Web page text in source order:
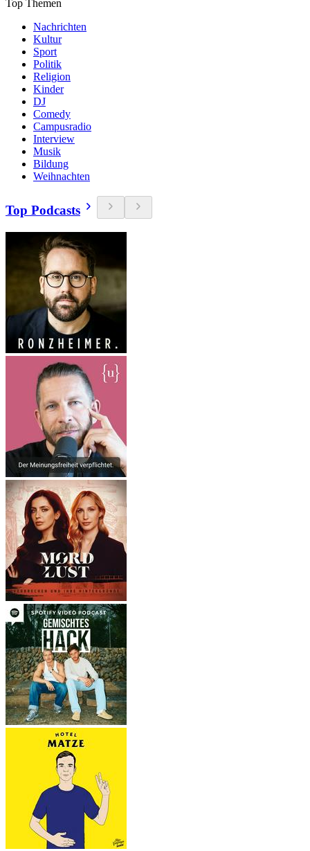
Top Themen
Nachrichten
Kultur
Sport
Politik
Religion
Kinder
DJ
Comedy
Campusradio
Interview
Musik
Bildung
Weihnachten
Top Podcasts